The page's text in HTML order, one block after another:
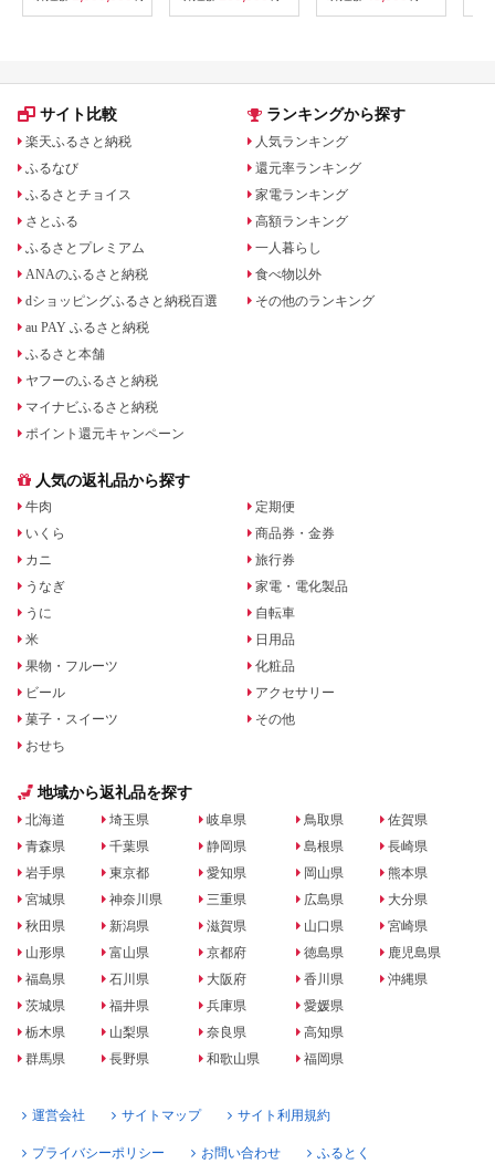
サイト比較
楽天ふるさと納税
ふるなび
ふるさとチョイス
さとふる
ふるさとプレミアム
ANAのふるさと納税
dショッピングふるさと納税百選
au PAY ふるさと納税
ふるさと本舗
ヤフーのふるさと納税
マイナビふるさと納税
ポイント還元キャンペーン
ランキングから探す
人気ランキング
還元率ランキング
家電ランキング
高額ランキング
一人暮らし
食べ物以外
その他のランキング
人気の返礼品から探す
牛肉
いくら
カニ
うなぎ
うに
米
果物・フルーツ
ビール
菓子・スイーツ
おせち
定期便
商品券・金券
旅行券
家電・電化製品
自転車
日用品
化粧品
アクセサリー
その他
地域から返礼品を探す
北海道
青森県
岩手県
宮城県
秋田県
山形県
福島県
茨城県
栃木県
群馬県
埼玉県
千葉県
東京都
神奈川県
新潟県
富山県
石川県
福井県
山梨県
長野県
岐阜県
静岡県
愛知県
三重県
滋賀県
京都府
大阪府
兵庫県
奈良県
和歌山県
鳥取県
島根県
岡山県
広島県
山口県
徳島県
香川県
愛媛県
高知県
福岡県
佐賀県
長崎県
熊本県
大分県
宮崎県
鹿児島県
沖縄県
運営会社 サイトマップ サイト利用規約
プライバシーポリシー お問い合わせ ふるとく